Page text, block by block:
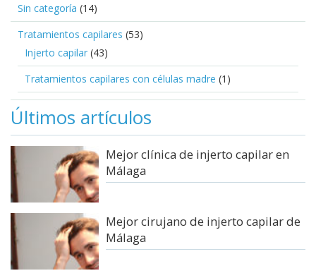
Sin categoría (14)
Tratamientos capilares (53)
Injerto capilar (43)
Tratamientos capilares con células madre (1)
Últimos artículos
Mejor clínica de injerto capilar en
Málaga
Mejor cirujano de injerto capilar de
Málaga